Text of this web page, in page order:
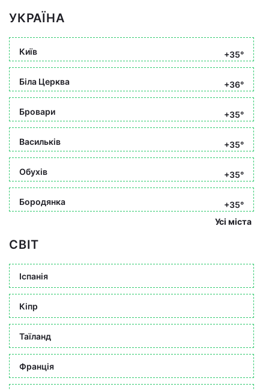
УКРАЇНА
Київ +35°
Біла Церква +36°
Бровари +35°
Васильків +35°
Обухів +35°
Бородянка
+35°
Усі міста
СВІТ
Іспанія
Кіпр
Таїланд
Франція